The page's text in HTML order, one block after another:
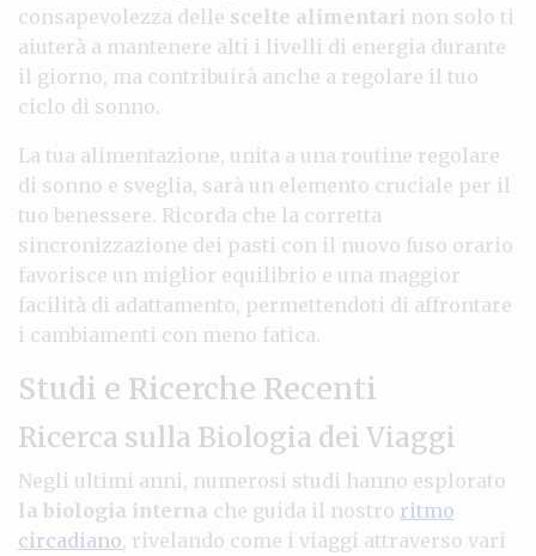
consapevolezza delle scelte alimentari non solo ti
aiuterà a mantenere alti i livelli di energia durante
il giorno, ma contribuirà anche a regolare il tuo
ciclo di sonno.
La tua alimentazione, unita a una routine regolare
di sonno e sveglia, sarà un elemento cruciale per il
tuo benessere. Ricorda che la corretta
sincronizzazione dei pasti con il nuovo fuso orario
favorisce un miglior equilibrio e una maggior
facilità di adattamento, permettendoti di affrontare
i cambiamenti con meno fatica.
Studi e Ricerche Recenti
Ricerca sulla Biologia dei Viaggi
Negli ultimi anni, numerosi studi hanno esplorato
la biologia interna che guida il nostro ritmo
circadiano, rivelando come i viaggi attraverso vari